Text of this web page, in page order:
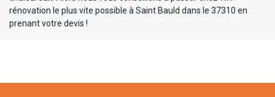
rénovation le plus vite possible à Saint Bauld dans le 37310 en
prenant votre devis !